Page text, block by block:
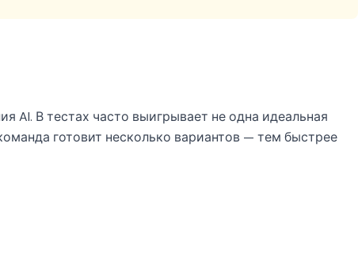
AI. В тестах часто выигрывает не одна идеальная
готовит несколько вариантов — тем быстрее